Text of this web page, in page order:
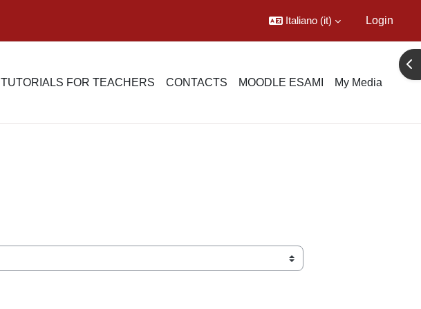
Italiano ‎(it)‎ Login
TUTORIALS FOR TEACHERS CONTACTS MOODLE ESAMI My Media